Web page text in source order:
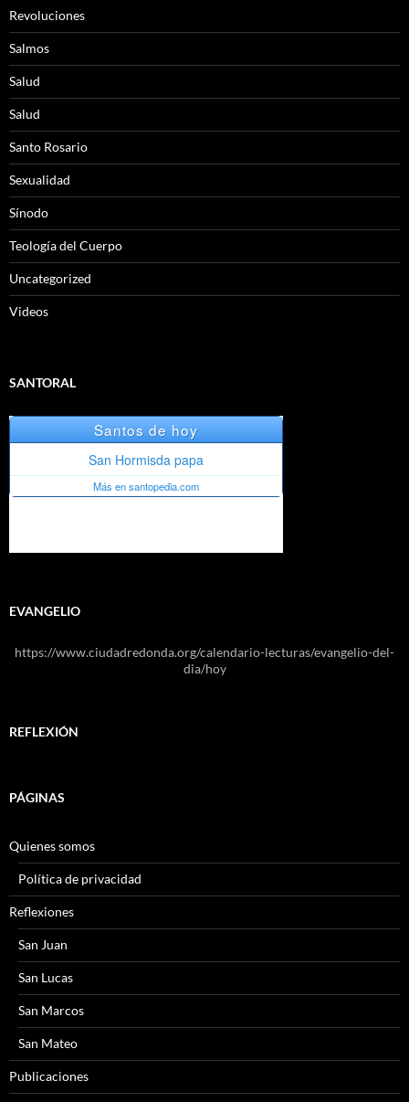
Revoluciones
Salmos
Salud
Salud
Santo Rosario
Sexualidad
Sínodo
Teología del Cuerpo
Uncategorized
Videos
SANTORAL
EVANGELIO
https://www.ciudadredonda.org/calendario-lecturas/evangelio-del-
dia/hoy
REFLEXIÓN
PÁGINAS
Quienes somos
Política de privacidad
Reflexiones
San Juan
San Lucas
San Marcos
San Mateo
Publicaciones